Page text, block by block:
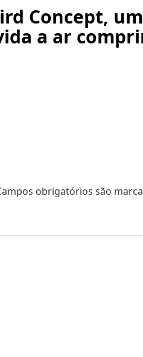
Concept,
a ar
obrigatórios são